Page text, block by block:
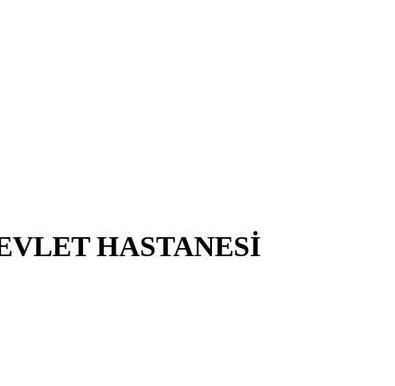
HASTANESİ